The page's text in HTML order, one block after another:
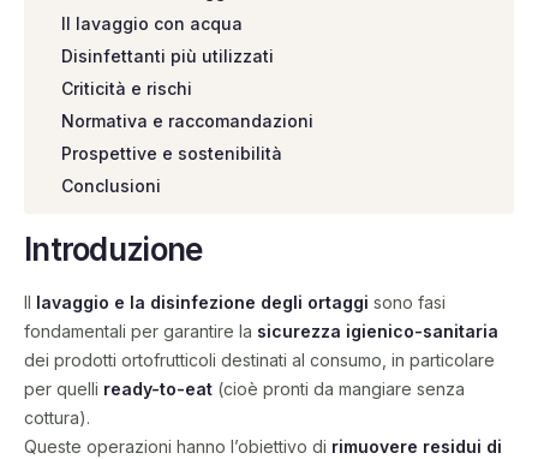
Il lavaggio con acqua
Disinfettanti più utilizzati
Criticità e rischi
Normativa e raccomandazioni
Prospettive e sostenibilità
Conclusioni
Introduzione
Il lavaggio e la disinfezione degli ortaggi sono fasi
fondamentali per garantire la sicurezza igienico-sanitaria
dei prodotti ortofrutticoli destinati al consumo, in particolare
per quelli ready-to-eat (cioè pronti da mangiare senza
cottura).
Queste operazioni hanno l’obiettivo di rimuovere residui di